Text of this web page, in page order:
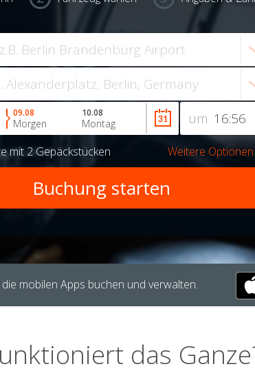
um
09.08
Morgen
10.08
Montag
mit 2 Gepäckstücken Weitere Optionen
mobilen Apps buchen und verwalten.
das